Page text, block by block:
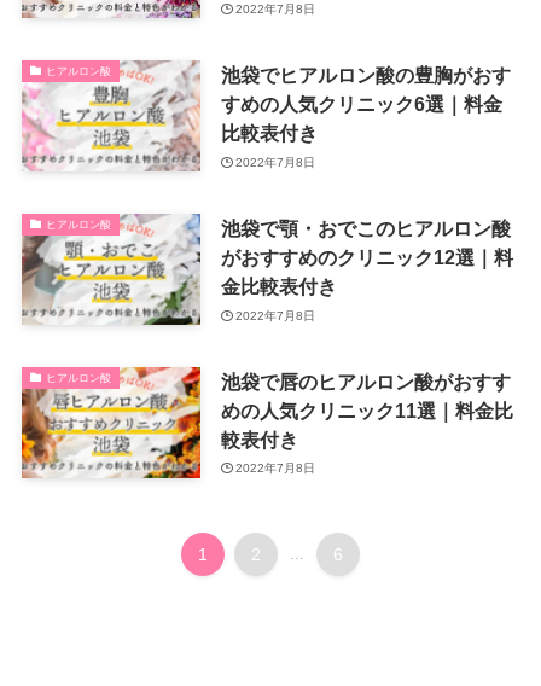
2022年7月8日
ヒアルロン酸
池袋でヒアルロン酸の豊胸がおす
すめの人気クリニック6選｜料金
比較表付き
2022年7月8日
ヒアルロン酸
池袋で顎・おでこのヒアルロン酸
がおすすめのクリニック12選｜料
金比較表付き
2022年7月8日
ヒアルロン酸
池袋で唇のヒアルロン酸がおすす
めの人気クリニック11選｜料金比
較表付き
2022年7月8日
1 2 ... 6